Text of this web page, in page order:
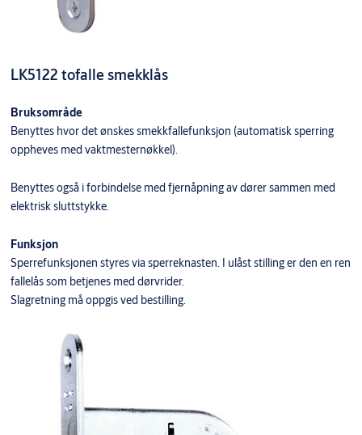
LK5122 tofalle smekklås
Bruksområde
Benyttes hvor det ønskes smekkfallefunksjon (automatisk sperring
oppheves med vaktmesternøkkel).
Benyttes også i forbindelse med fjernåpning av dører sammen med
elektrisk sluttstykke.
Funksjon
Sperrefunksjonen styres via sperreknasten. I ulåst stilling er den en ren
fallelås som betjenes med dørvrider.
Slagretning må oppgis ved bestilling.